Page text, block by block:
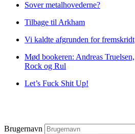
Sover metalhovederne?
Tilbage til Arkham
Vi kaldte afgrunden for fremskridt
Mød bookeren: Andreas Truelsen,
Rock og Rul
Let’s Fuck Shit Up!
Brugernavn